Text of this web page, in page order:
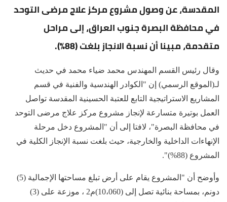
المقدسة، عن وصول مشروع مركز علاج مرضى التوحد
في محافظة البصرة جنوب العراق، إلى مراحل
متقدمة، مبينا أن نسبة الانجاز بلغت (88%).
وقال رئيس القسم المهندس محمد ضياء محمد في حديث
لـ(الموقع الرسمي) إن "الكوادر الهندسية والفنية في قسم
المشاريع الاستراتيجية التابع للعتبة الحسينية المقدسة تواصل
العمل بوتيرة متسارعة لإنجاز مشروع مركز علاج مرضى التوحد
في محافظة البصرة"، لافتا إلى أن "المشروع دخل مرحلة
الإنهاءات الداخلية والخارجية، حيث بلغت نسبة الإنجاز الكلية في
المشروع (88%)".
وأوضح أن "المشروع يقام على أرض تبلغ مساحتها الإجمالية (5)
دونم، بمساحة بنائية تصل إلى (10،060)م2 ، موزعة على (3)